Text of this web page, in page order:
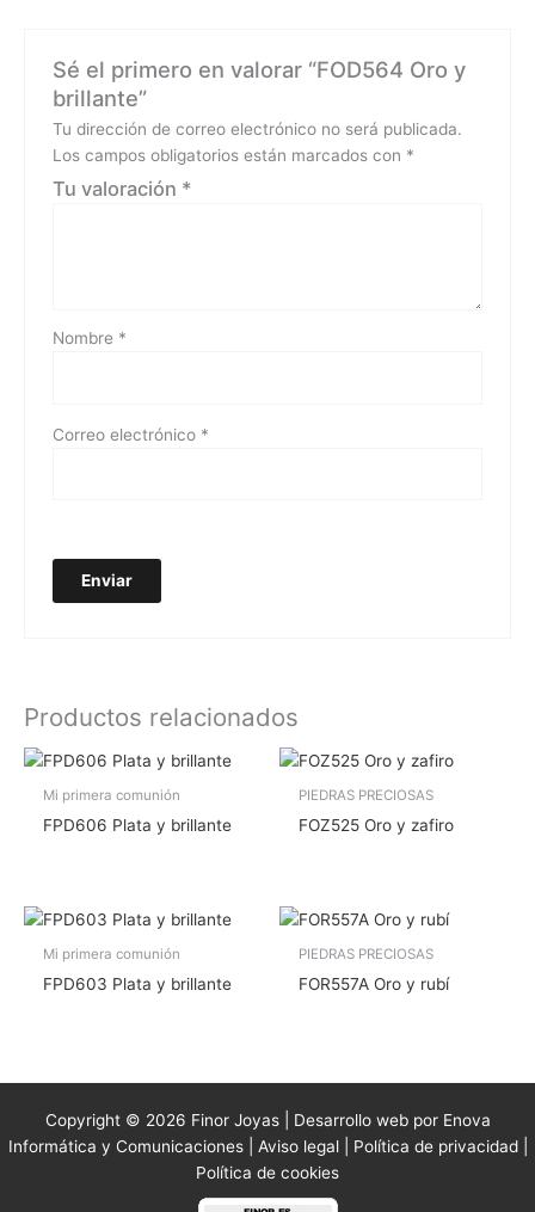
Sé el primero en valorar “FOD564 Oro y
brillante”
Tu dirección de correo electrónico no será publicada.
Los campos obligatorios están marcados con *
Tu valoración *
Nombre *
Correo electrónico *
Productos relacionados
Mi primera comunión
FPD606 Plata y brillante
PIEDRAS PRECIOSAS
FOZ525 Oro y zafiro
Mi primera comunión
FPD603 Plata y brillante
PIEDRAS PRECIOSAS
FOR557A Oro y rubí
Copyright © 2026 Finor Joyas | Desarrollo web por Enova
Informática y Comunicaciones | Aviso legal| Política de privacidad|
Política de cookies